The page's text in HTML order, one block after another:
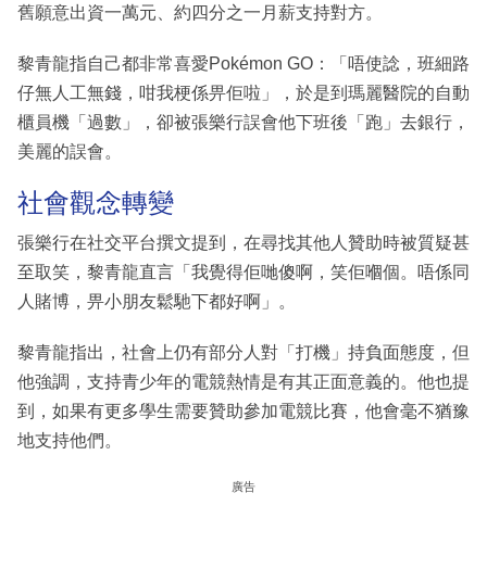
舊願意出資一萬元、約四分之一月薪支持對方。
黎青龍指自己都非常喜愛Pokémon GO：「唔使諗，班細路
仔無人工無錢，咁我梗係畀佢啦」，於是到瑪麗醫院的自動
櫃員機「過數」，卻被張樂行誤會他下班後「跑」去銀行，
美麗的誤會。
社會觀念轉變
張樂行在社交平台撰文提到，在尋找其他人贊助時被質疑甚
至取笑，黎青龍直言「我覺得佢哋傻啊，笑佢嗰個。唔係同
人賭博，畀小朋友鬆馳下都好啊」。
黎青龍指出，社會上仍有部分人對「打機」持負面態度，但
他強調，支持青少年的電競熱情是有其正面意義的。他也提
到，如果有更多學生需要贊助參加電競比賽，他會毫不猶豫
地支持他們。
廣告